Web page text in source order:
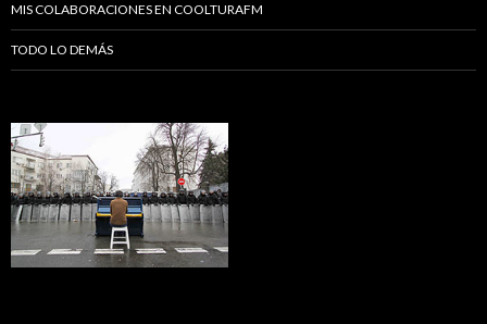
MIS COLABORACIONES EN COOLTURAFM
TODO LO DEMÁS